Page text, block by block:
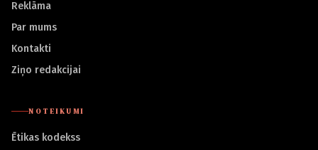
Reklāma
Par mums
Kontakti
Ziņo redakcijai
NOTEIKUMI
Ētikas kodekss